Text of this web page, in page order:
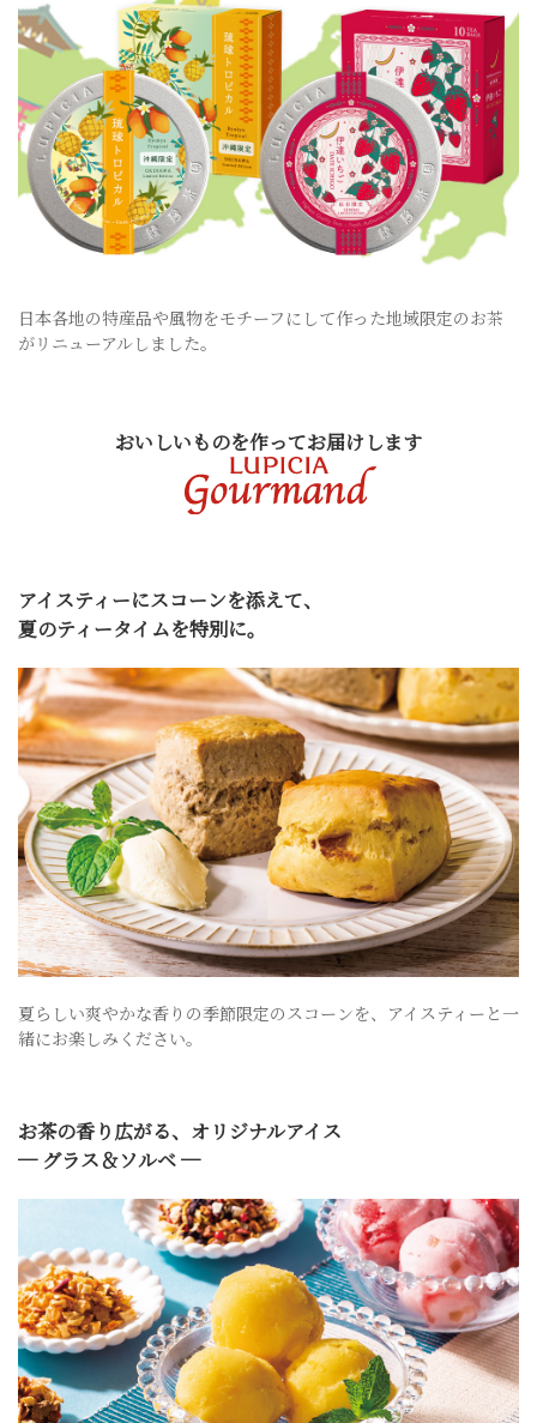
日本各地の特産品や風物をモチーフにして作った地域限定のお茶
がリニューアルしました。
おいしいものを作ってお届けします
アイスティーにスコーンを添えて、
夏のティータイムを特別に。
夏らしい爽やかな香りの季節限定のスコーンを、アイスティーと一
緒にお楽しみください。
お茶の香り広がる、オリジナルアイス
─ グラス＆ソルベ ─